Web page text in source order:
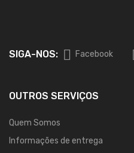
SIGA-NOS: Facebook
OUTROS SERVIÇOS
Quem Somos
Informações de entrega